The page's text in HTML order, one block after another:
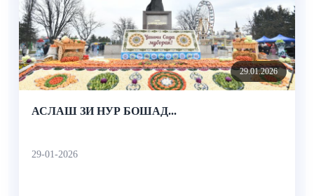
29.01.2026
АСЛАШ ЗИ НУР БОШАД...
29-01-2026